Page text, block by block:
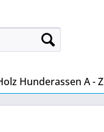
Hunderassen A - Z